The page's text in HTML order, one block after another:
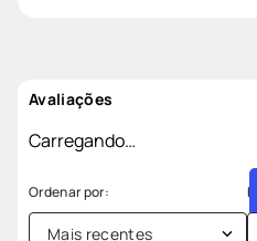
Avaliações
Carregando…
Mais recentes